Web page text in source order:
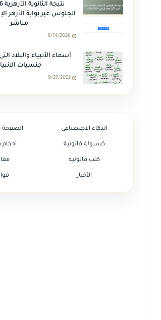
الجلوس عبر بوابة الأزهر
مباشر
6/14/2026
أسماء الأنبياء والبلاد
جنسيات
9/27/2022
الصفحة الذكاء الاصطناعي
كبسولة قانونية
كتب قانونية
الأخبار